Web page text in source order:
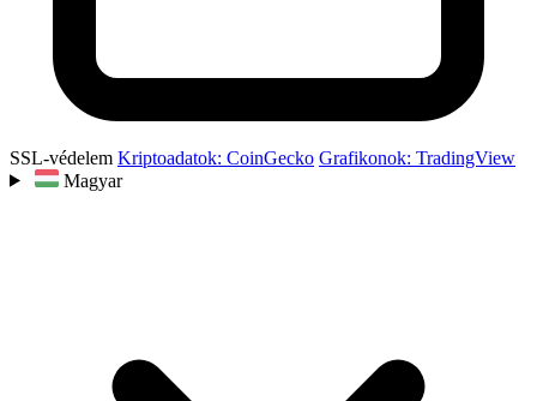
SSL-védelem Kriptoadatok: CoinGecko Grafikonok: TradingView
Magyar